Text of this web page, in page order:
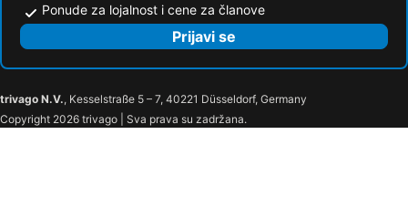
Ponude za lojalnost i cene za članove
Prijavi se
trivago N.V., Kesselstraße 5 – 7, 40221 Düsseldorf, Germany
Copyright 2026 trivago | Sva prava su zadržana.